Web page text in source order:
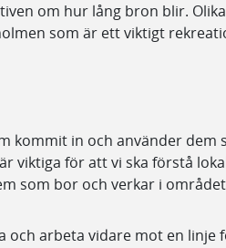
om hur lång bron blir.
som är ett viktigt
kommit in och använder dem
viktiga för att vi ska förstå
som bor och verkar i
och arbeta vidare mot en linje